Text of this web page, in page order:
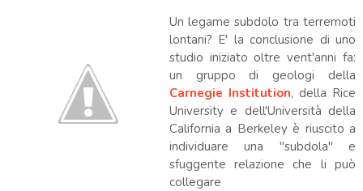
Un legame subdolo tra terremoti
lontani? E' la conclusione di uno
studio iniziato oltre vent'anni fa:
un gruppo di geologi della
Carnegie Institution, della Rice
University e dell'Università della
California a Berkeley è riuscito a
individuare una "subdola" e
sfuggente relazione che li può
collegare